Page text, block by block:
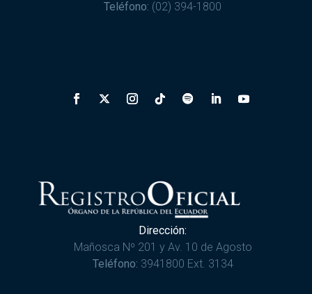
Teléfono: (02) 394-1800
Dirección:
Mañosca Nº 201 y Av. 10 de Agosto
Teléfono: 3941800 Ext. 3134